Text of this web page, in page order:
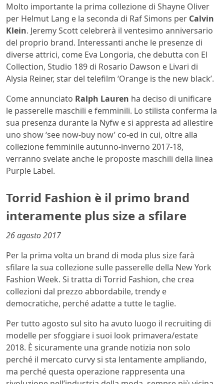
Molto importante la prima collezione di Shayne Oliver
per Helmut Lang e la seconda di Raf Simons per Calvin
Klein. Jeremy Scott celebrerà il ventesimo anniversario
del proprio brand. Interessanti anche le presenze di
diverse attrici, come Eva Longoria, che debutta con El
Collection, Studio 189 di Rosario Dawson e Livari di
Alysia Reiner, star del telefilm ‘Orange is the new black’.
Come annunciato Ralph Lauren ha deciso di unificare
le passerelle maschili e femminili. Lo stilista conferma la
sua presenza durante la Nyfw e si appresta ad allestire
uno show ‘see now-buy now’ co-ed in cui, oltre alla
collezione femminile autunno-inverno 2017-18,
verranno svelate anche le proposte maschili della linea
Purple Label.
Torrid Fashion è il primo brand
interamente plus size a sfilare
26 agosto 2017
Per la prima volta un brand di moda plus size farà
sfilare la sua collezione sulle passerelle della New York
Fashion Week. Si tratta di Torrid Fashion, che crea
collezioni dal prezzo abbordabile, trendy e
democratiche, perché adatte a tutte le taglie.
Per tutto agosto sul sito ha avuto luogo il recruiting di
modelle per sfoggiare i suoi look primavera/estate
2018. È sicuramente una grande notizia non solo
perché il mercato curvy si sta lentamente ampliando,
ma perché questa operazione rappresenta una